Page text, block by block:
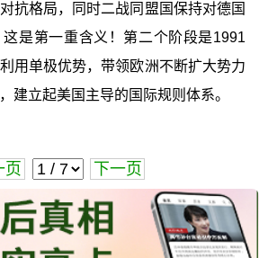
抗格局，同时二战同盟国保持对德国
是第一重含义！第二个阶段是1991
用单极优势，带领欧洲不断扩大势力
建立起美国主导的国际规则体系。
页 下一页